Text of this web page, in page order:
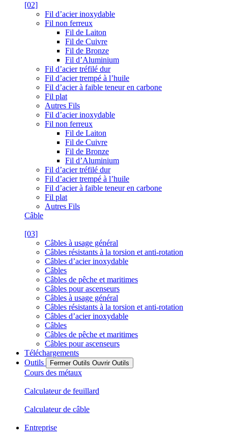
[02]
Fil d’acier inoxydable
Fil non ferreux
Fil de Laiton
Fil de Cuivre
Fil de Bronze
Fil d’Aluminium
Fil d’acier tréfilé dur
Fil d’acier trempé à l’huile
Fil d’acier à faible teneur en carbone
Fil plat
Autres Fils
Fil d’acier inoxydable
Fil non ferreux
Fil de Laiton
Fil de Cuivre
Fil de Bronze
Fil d’Aluminium
Fil d’acier tréfilé dur
Fil d’acier trempé à l’huile
Fil d’acier à faible teneur en carbone
Fil plat
Autres Fils
Câble
[03]
Câbles à usage général
Câbles résistants à la torsion et anti-rotation
Câbles d’acier inoxydable
Câbles
Câbles de pêche et maritimes
Câbles pour ascenseurs
Câbles à usage général
Câbles résistants à la torsion et anti-rotation
Câbles d’acier inoxydable
Câbles
Câbles de pêche et maritimes
Câbles pour ascenseurs
Téléchargements
Outils
Fermer Outils Ouvrir Outils
Cours des métaux
Calculateur de feuillard
Calculateur de câble
Entreprise